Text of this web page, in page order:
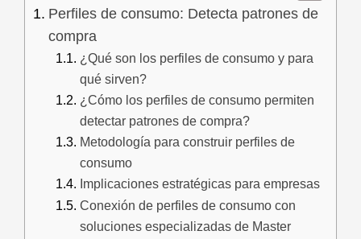
Perfiles de consumo: Detecta patrones de
compra
¿Qué son los perfiles de consumo y para
qué sirven?
¿Cómo los perfiles de consumo permiten
detectar patrones de compra?
Metodología para construir perfiles de
consumo
Implicaciones estratégicas para empresas
Conexión de perfiles de consumo con
soluciones especializadas de Master